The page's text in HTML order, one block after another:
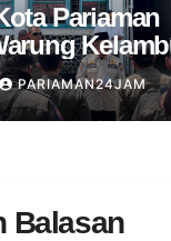
Pariaman
Bulan
PARIAMAN24JAM
Balasan